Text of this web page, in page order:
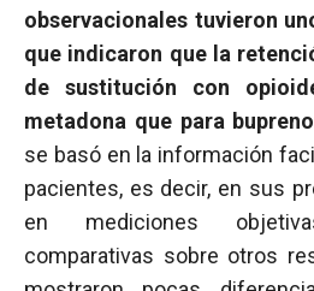
observacionales tuvieron
que indicaron que la
de sustitución con
metadona que para
se basó en la información
pacientes, es decir, en sus
en mediciones
comparativas sobre otros